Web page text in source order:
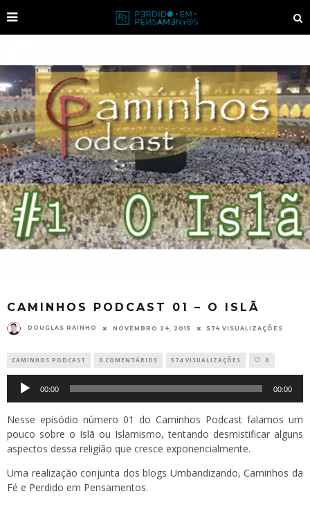
CAMINHOS PODCAST 01 – O ISLÃ
DOUGLAS RAINHO NOVEMBRO 24, 2015 574 VISUALIZAÇÕES
CAMINHOS PODCAST 0 COMENTÁRIOS 574 VISUALIZAÇÕES 0
Tocador
00:00 00:00
Nesse episódio número 01 do Caminhos Podcast falamos um
pouco sobre o Islã ou Islamismo, tentando desmistificar alguns
aspectos dessa religião que cresce exponencialmente.
Uma realização conjunta dos blogs Umbandizando,Caminhos da
Fé e Perdido em Pensamentos.